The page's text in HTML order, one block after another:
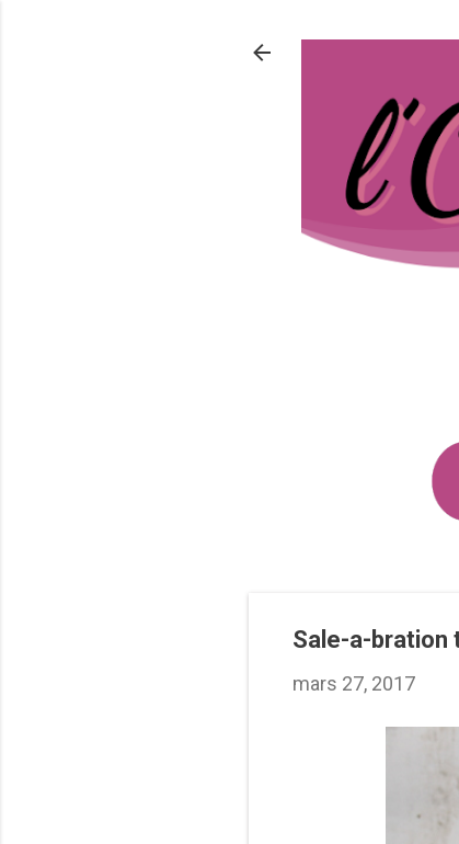
Sale-a-bration
mars 27, 2017